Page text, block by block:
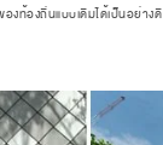
งท้องถิ่นแบบเดิมได้เป็นอย่างดี